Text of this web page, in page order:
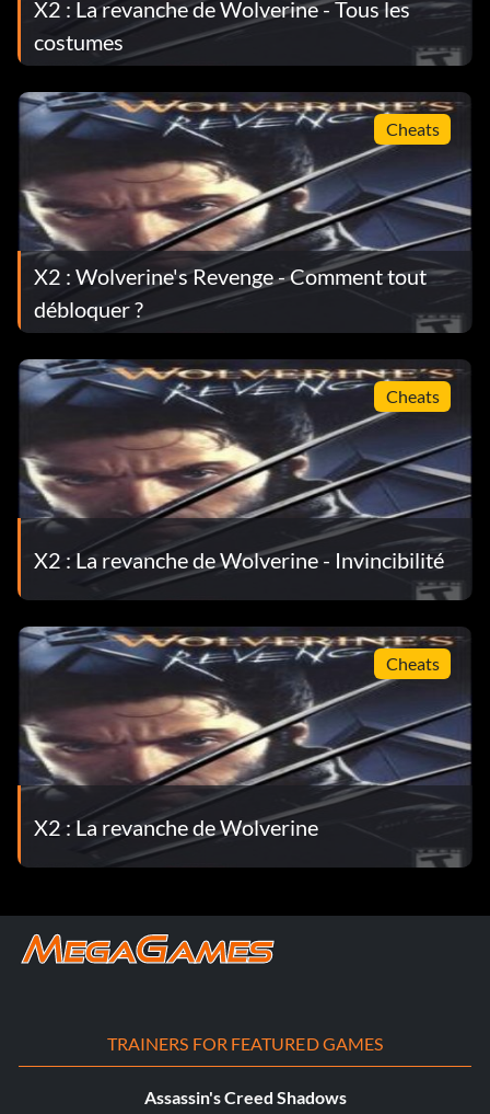
X2 : La revanche de Wolverine - Tous les
costumes
Cheats
X2 : Wolverine's Revenge - Comment tout
débloquer ?
Cheats
X2 : La revanche de Wolverine - Invincibilité
Cheats
X2 : La revanche de Wolverine
TRAINERS FOR FEATURED GAMES
Assassin's Creed Shadows